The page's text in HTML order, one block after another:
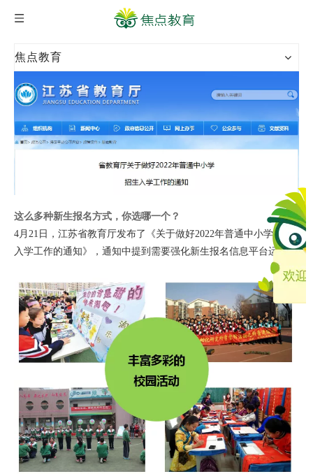
焦点教育
这么多种新生报名方式，你选哪一个？
4月21日，江苏省教育厅发布了《关于做好2022年普通中小学招生
入学工作的通知》，通知中提到需要强化新生报名信息平台运用。